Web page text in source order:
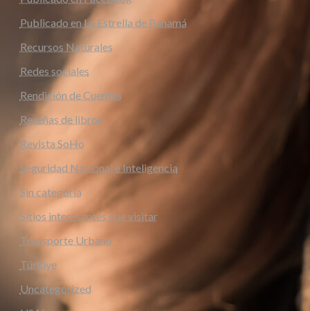
Publicado en La Estrella de Panamá
Recursos Naturales
Redes sociales
Rendición de Cuentas
Reseñas de libros
Revista SoHo
Seguridad Nacional e Inteligencia
Sin categoría
Sitios interesantes que visitar
Transporte Urbano
Türkiye
Uncategorized